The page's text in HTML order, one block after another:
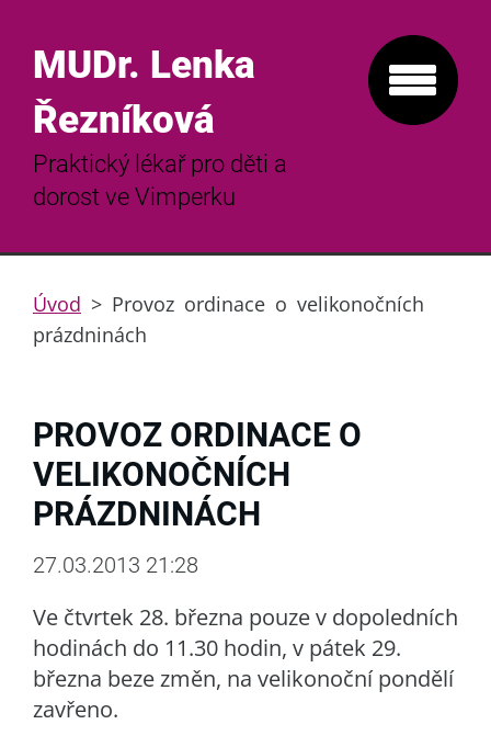
MUDr. Lenka
Řezníková
Praktický lékař pro děti a
dorost ve Vimperku
Úvod > Provoz ordinace o velikonočních
prázdninách
PROVOZ ORDINACE O
VELIKONOČNÍCH
PRÁZDNINÁCH
27.03.2013 21:28
Ve čtvrtek 28. března pouze v dopoledních
hodinách do 11.30 hodin, v pátek 29.
března beze změn, na velikonoční pondělí
zavřeno.